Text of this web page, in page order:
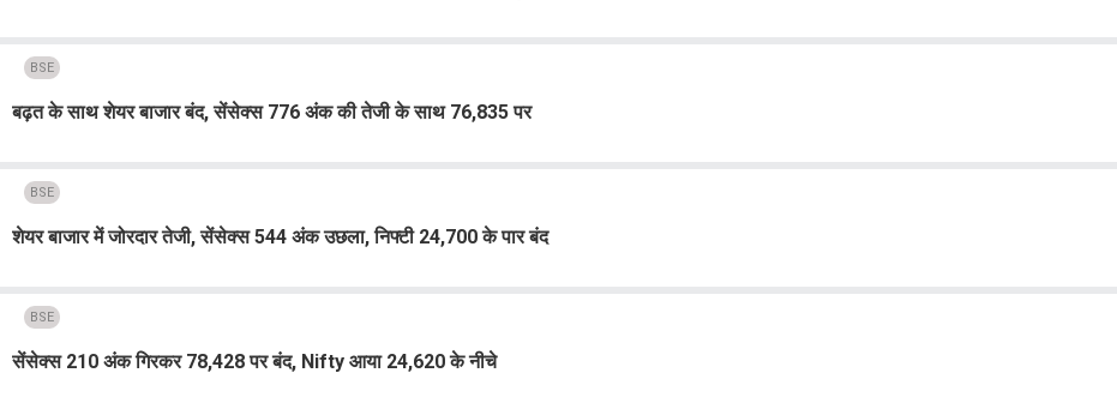
BSE
बढ़त के साथ शेयर बाजार बंद, सेंसेक्स 776 अंक की तेजी के साथ 76,835 पर
BSE
शेयर बाजार में जोरदार तेजी, सेंसेक्स 544 अंक उछला, निफ्टी 24,700 के पार बंद
BSE
सेंसेक्स 210 अंक गिरकर 78,428 पर बंद, Nifty आया 24,620 के नीचे